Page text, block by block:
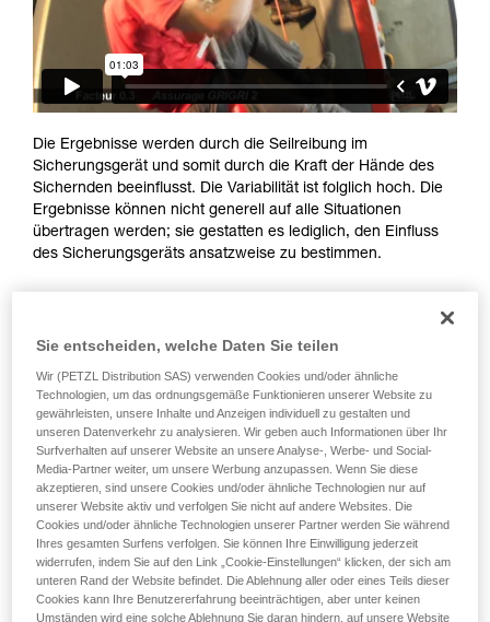
entsprechende Ausbildung und ein spezielles
Training voraus. Prüfen Sie zusammen mit
einem Profi, ob Sie in der Lage sind, den
Vorgang alleine sicher zu wiederholen, bevor
Sie ihn eigenständig durchführen.
verbundenen Techniken. Möglicherweise gibt es
noch andere Techniken, die hier nicht
Die Ergebnisse werden durch die Seilreibung im
Sicherungsgerät und somit durch die Kraft der Hände des
Sichernden beeinflusst. Die Variabilität ist folglich hoch. Die
Ergebnisse können nicht generell auf alle Situationen
übertragen werden; sie gestatten es lediglich, den Einfluss
des Sicherungsgeräts ansatzweise zu bestimmen.
Sie entscheiden, welche Daten Sie teilen
Wir (PETZL Distribution SAS) verwenden Cookies und/oder ähnliche
Technologien, um das ordnungsgemäße Funktionieren unserer Website zu
gewährleisten, unsere Inhalte und Anzeigen individuell zu gestalten und
unseren Datenverkehr zu analysieren. Wir geben auch Informationen über Ihr
Surfverhalten auf unserer Website an unsere Analyse-, Werbe- und Social-
Media-Partner weiter, um unsere Werbung anzupassen. Wenn Sie diese
akzeptieren, sind unsere Cookies und/oder ähnliche Technologien nur auf
unserer Website aktiv und verfolgen Sie nicht auf andere Websites. Die
Cookies und/oder ähnliche Technologien unserer Partner werden Sie während
Ihres gesamten Surfens verfolgen. Sie können Ihre Einwilligung jederzeit
widerrufen, indem Sie auf den Link „Cookie-Einstellungen“ klicken, der sich am
unteren Rand der Website befindet. Die Ablehnung aller oder eines Teils dieser
Cookies kann Ihre Benutzererfahrung beeinträchtigen, aber unter keinen
Umständen wird eine solche Ablehnung Sie daran hindern, auf unsere Website